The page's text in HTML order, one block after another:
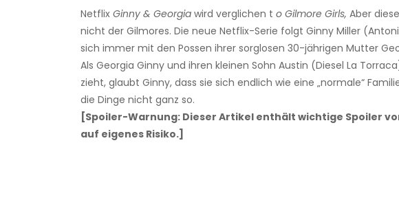
Netflix Ginny & Georgia wird verglichen t o Gilmore Girls, Aber
nicht der Gilmores. Die neue Netflix-Serie folgt Ginny Miller
sich immer mit den Possen ihrer sorglosen 30-jährigen Mutter
Als Georgia Ginny und ihren kleinen Sohn Austin (Diesel La
zieht, glaubt Ginny, dass sie sich endlich wie eine „normale“
die Dinge nicht ganz so.
[Spoiler-Warnung: Dieser Artikel enthält wichtige Spoiler
auf eigenes Risiko.]